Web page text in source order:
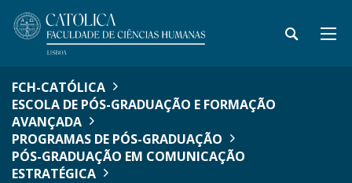
FCH-CATÓLICA
ESCOLA DE PÓS-GRADUAÇÃO E FORMAÇÃO
AVANÇADA
PROGRAMAS DE PÓS-GRADUAÇÃO
PÓS-GRADUAÇÃO EM COMUNICAÇÃO
ESTRATÉGICA